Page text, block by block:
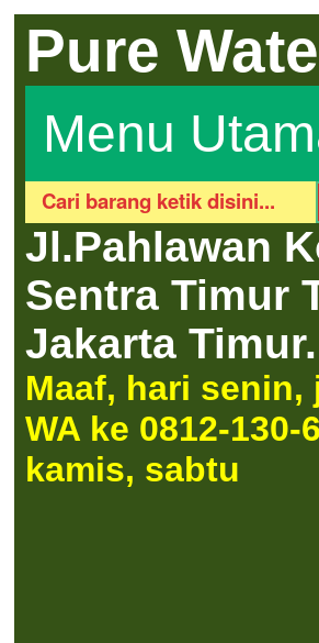
Pure
Menu
Jl.Pahlawan
Sentra Timur
Jakarta Timur.
Maaf, hari
WA ke 0812-
kamis, sabtu